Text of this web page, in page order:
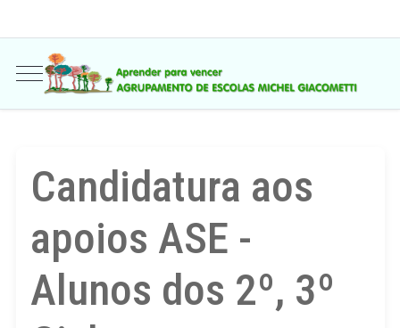
Candidatura aos
apoios ASE -
Alunos dos 2º, 3º